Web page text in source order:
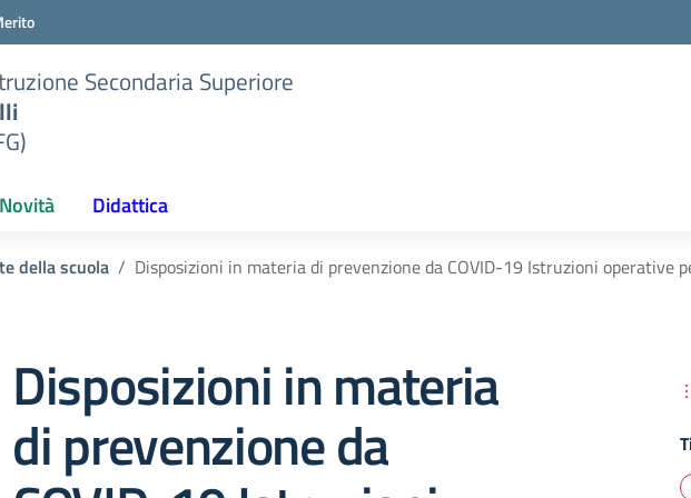
Secondaria Superiore
Novità Didattica
della scuola Disposizioni in materia di prevenzione da COVID-19 Istruzioni
Disposizioni in materia
di prevenzione da